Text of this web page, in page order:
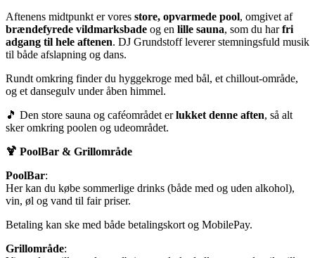
Aftenens midtpunkt er vores store, opvarmede pool, omgivet af
brændefyrede vildmarksbade og en lille sauna, som du harfri
adgang til hele aftenen. DJ Grundstoff leverer stemningsfuld musik
til både afslapning og dans.
Rundt omkring finder du hyggekroge med bål, et chillout-område,
og et dansegulv under åben himmel.
🎵 Den store sauna og caféområdet erlukket denne aften, så alt
sker omkring poolen og udeområdet.
🍹 PoolBar & Grillområde
PoolBar:
Her kan du købe sommerlige drinks (både med og uden alkohol),
vin, øl og vand til fair priser.
Betaling kan ske med både betalingskort og MobilePay.
Grillområde: